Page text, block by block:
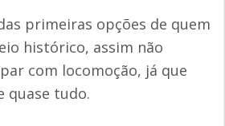
primeiras opções de quem
histórico, assim não
com locomoção, já que
quase tudo.